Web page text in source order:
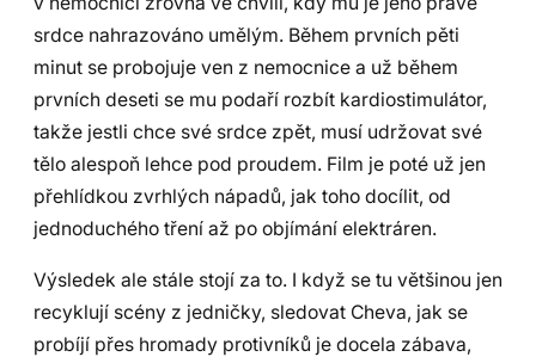
srdce nahrazováno umělým. Během prvních pěti
minut se probojuje ven z nemocnice a už během
prvních deseti se mu podaří rozbít kardiostimulátor,
takže jestli chce své srdce zpět, musí udržovat své
tělo alespoň lehce pod proudem. Film je poté už jen
přehlídkou zvrhlých nápadů, jak toho docílit, od
jednoduchého tření až po objímání elektráren.
Výsledek ale stále stojí za to. I když se tu většinou jen
recyklují scény z jedničky, sledovat Cheva, jak se
probíjí přes hromady protivníků je docela zábava,